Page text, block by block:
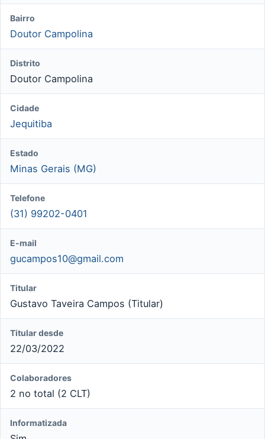
Bairro
Doutor Campolina
Distrito
Doutor Campolina
Cidade
Jequitiba
Estado
Minas Gerais (MG)
Telefone
(31) 99202-0401
E-mail
gucampos10@gmail.com
Titular
Gustavo Taveira Campos (Titular)
Titular desde
22/03/2022
Colaboradores
2 no total (2 CLT)
Informatizada